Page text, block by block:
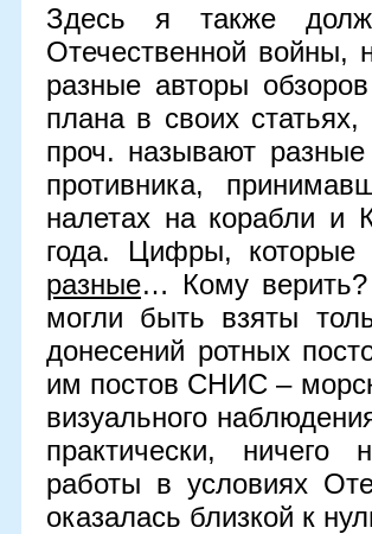
Здесь я также
Отечественной войны,
разные авторы
плана в своих
проч. называют
противника,
налетах на корабли и
года. Цифры,
разные… Кому
могли быть взяты
донесений ротных
им постов СНИС–
визуального
практически,
работы в условиях
оказалась близкой к